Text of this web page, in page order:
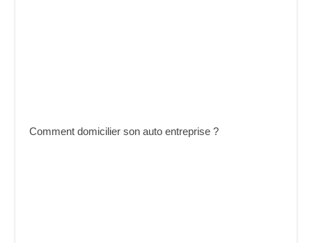
Comment domicilier son auto entreprise ?